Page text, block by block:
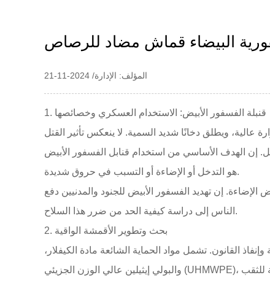
البيضاء قماش مضاد للرصاص
المؤلف: الإدارة/ 2024-11-21
1. قنبلة الفسفور الأبيض: الاستخدام العسكري وخصائصها
عالية، ويطلق دخانًا شديد السمية. لا ينعكس تأثير القتل
إن الهدف الأساسي من استخدام قنابل الفسفور الأبيض
هو التدخل أو الإضاءة أو التسبب في حروق شديدة.
إن تهديد الفسفور الأبيض للجنود والمدنيين دفع
الناس إلى دراسة كيفية الحد من ضرر هذا السلاح.
2. بحث وتطوير الأقمشة الواقية
القانون. تشمل مواد الحماية الشائعة مادة الكيفلار،